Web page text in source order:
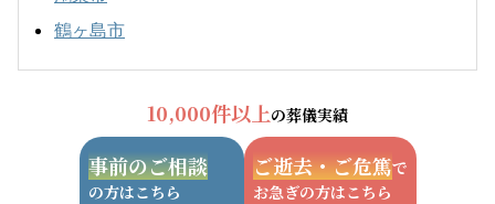
鶴ヶ島市
10,000件以上の葬儀実績
事前のご相談
の方はこちら
ご逝去・ご危篤で
お急ぎの方はこちら